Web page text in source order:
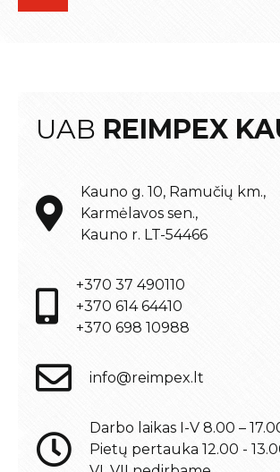
UAB REIMPEX
Kauno g. 10, Ramučių km.,
Karmėlavos sen.,
Kauno r. LT-54466
+370 37 490110
+370 614 64410
+370 698 10988
info@reimpex.lt
Darbo laikas I-V 8.00 –
Pietų pertauka 12.00 -